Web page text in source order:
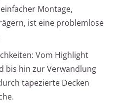
Montage,
ist eine problemlose
Vom Highlight
bis hin zur Verwandlung
tapezierte Decken